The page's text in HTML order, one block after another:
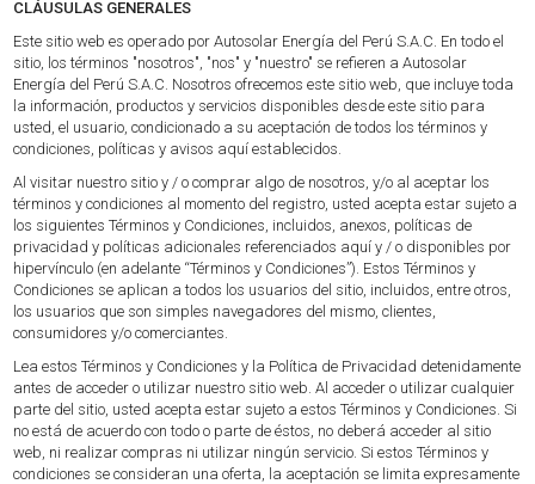
CLÁUSULAS GENERALES
Este sitio web es operado por Autosolar Energía del Perú S.A.C. En todo el
sitio, los términos "nosotros", "nos" y "nuestro" se refieren a Autosolar
Energía del Perú S.A.C. Nosotros ofrecemos este sitio web, que incluye toda
la información, productos y servicios disponibles desde este sitio para
usted, el usuario, condicionado a su aceptación de todos los términos y
condiciones, políticas y avisos aquí establecidos.
Al visitar nuestro sitio y / o comprar algo de nosotros, y/o al aceptar los
términos y condiciones al momento del registro, usted acepta estar sujeto a
los siguientes Términos y Condiciones, incluidos, anexos, políticas de
privacidad y políticas adicionales referenciados aquí y / o disponibles por
hipervínculo (en adelante “Términos y Condiciones”). Estos Términos y
Condiciones se aplican a todos los usuarios del sitio, incluidos, entre otros,
los usuarios que son simples navegadores del mismo, clientes,
consumidores y/o comerciantes.
Lea estos Términos y Condiciones y la Política de Privacidad detenidamente
antes de acceder o utilizar nuestro sitio web. Al acceder o utilizar cualquier
parte del sitio, usted acepta estar sujeto a estos Términos y Condiciones. Si
no está de acuerdo con todo o parte de éstos, no deberá acceder al sitio
web, ni realizar compras ni utilizar ningún servicio. Si estos Términos y
condiciones se consideran una oferta, la aceptación se limita expresamente